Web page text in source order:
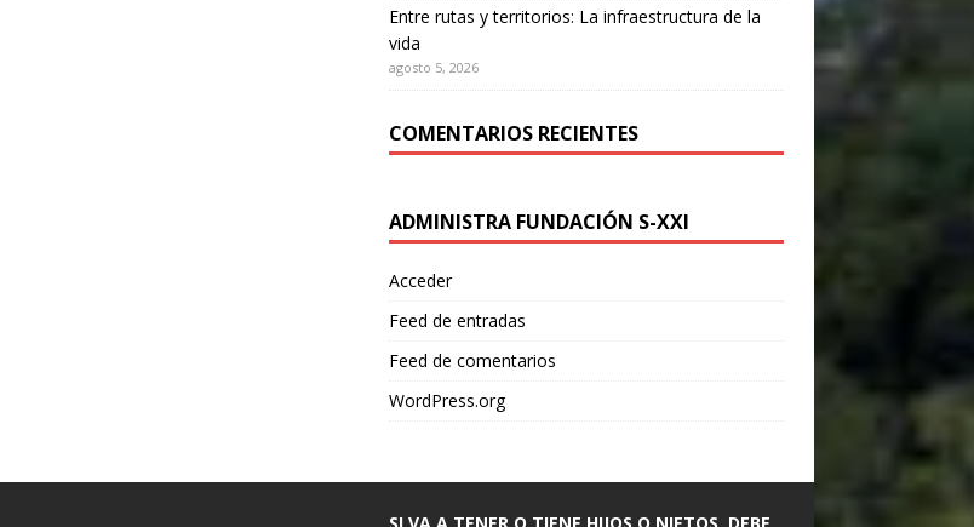
Entre rutas y territorios: La infraestructura de la
vida
agosto 5, 2026
COMENTARIOS RECIENTES
ADMINISTRA FUNDACIÓN S-XXI
Acceder
Feed de entradas
Feed de comentarios
WordPress.org